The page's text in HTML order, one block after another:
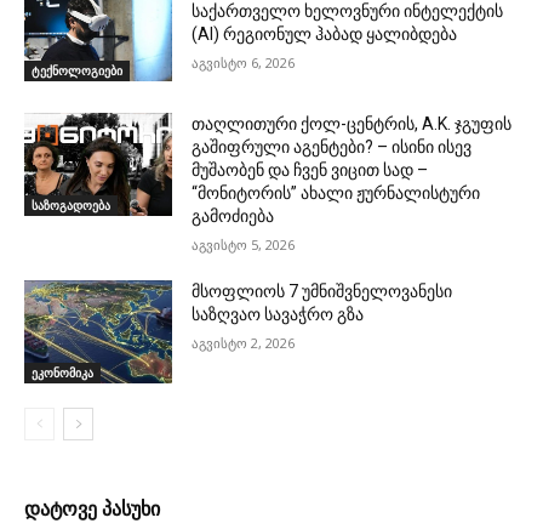
ტექნოლოგიები
საქართველო ხელოვნური ინტელექტის
(AI) რეგიონულ ჰაბად ყალიბდება
აგვისტო 6, 2026
საზოგადოება
თაღლითური ქოლ-ცენტრის, A.K. ჯგუფის
გაშიფრული აგენტები? – ისინი ისევ
მუშაობენ და ჩვენ ვიცით სად –
“მონიტორის” ახალი ჟურნალისტური
გამოძიება
აგვისტო 5, 2026
ეკონომიკა
მსოფლიოს 7 უმნიშვნელოვანესი
საზღვაო სავაჭრო გზა
აგვისტო 2, 2026
დატოვე პასუხი